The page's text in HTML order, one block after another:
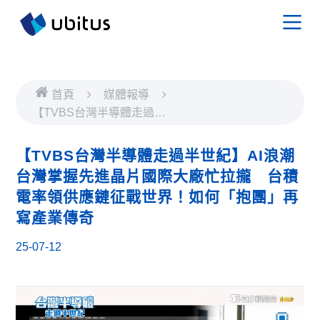
首頁
媒體報導
【TVBS台灣半導體走過半
晶片國際大廠忙拉攏 台積
電率領供應鏈征戰世界！如
何「抱團」再寫產業傳奇
【TVBS台灣半導體走過半世紀】AI浪潮
台灣掌握先進晶片國際大廠忙拉攏 台積
電率領供應鏈征戰世界！如何「抱團」再
寫產業傳奇
25-07-12